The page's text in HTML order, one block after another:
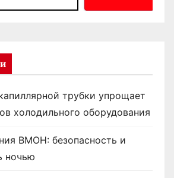
трубки упрощает
холодильного оборудования
ВМОН: безопасность и
ночью